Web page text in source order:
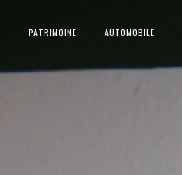
PATRIMOINE AUTOMOBILE